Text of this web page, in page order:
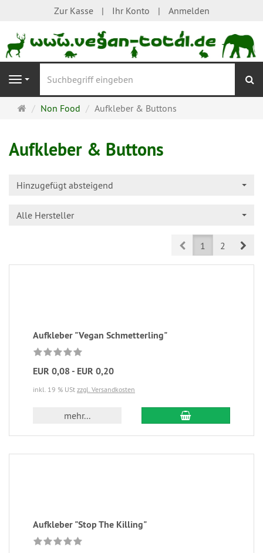
Zur Kasse Ihr Konto Anmelden
Navigation
Startseite
Non Food Aufkleber & Buttons
Aufkleber & Buttons
Hinzugefügt absteigend
Alle Hersteller
Prev1 2
Aufkleber "Vegan Schmetterling"
EUR 0,08 - EUR 0,20
inkl. 19 % USt zzgl. Versandkosten
mehr...
Aufkleber "Stop The Killing"